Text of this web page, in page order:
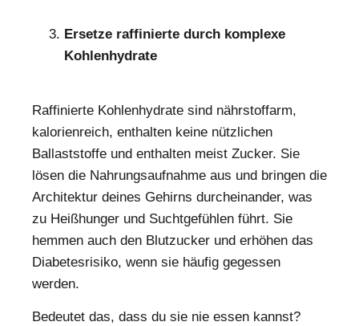
Ersetze raffinierte durch komplexe
Kohlenhydrate
Raffinierte Kohlenhydrate sind nährstoffarm,
kalorienreich, enthalten keine nützlichen
Ballaststoffe und enthalten meist Zucker. Sie
lösen die Nahrungsaufnahme aus und bringen die
Architektur deines Gehirns durcheinander, was
zu Heißhunger und Suchtgefühlen führt. Sie
hemmen auch den Blutzucker und erhöhen das
Diabetesrisiko, wenn sie häufig gegessen
werden.
Bedeutet das, dass du sie nie essen kannst?